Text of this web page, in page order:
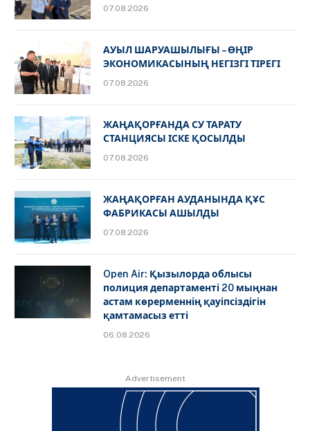
07.08.2026
АУЫЛ ШАРУАШЫЛЫҒЫ – ӨҢІР
ЭКОНОМИКАСЫНЫҢ НЕГІЗГІ ТІРЕГІ
07.08.2026
ЖАҢАҚОРҒАНДА СУ ТАРАТУ
СТАНЦИЯСЫ ІСКЕ ҚОСЫЛДЫ
07.08.2026
ЖАҢАҚОРҒАН АУДАНЫНДА ҚҰС
ФАБРИКАСЫ АШЫЛДЫ
07.08.2026
Open Air: Қызылорда облысы
полиция департаменті 20 мыңнан
астам көрерменнің қауіпсіздігін
қамтамасыз етті
06.08.2026
Advertisement